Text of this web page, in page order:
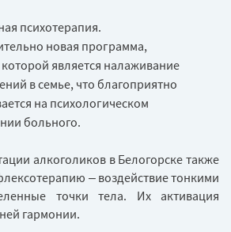
психотерапия.
новая программа,
является налаживание
в семье, что благоприятно
на психологическом
больного.
алкоголиков в Белогорске также
– воздействие тонкими
точки тела. Их активация
гармонии.